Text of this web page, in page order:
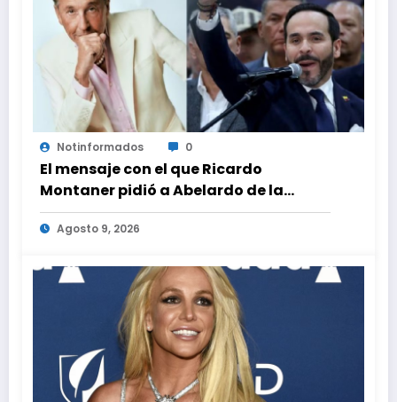
Notinformados 0
El mensaje con el que Ricardo
Montaner pidió a Abelardo de la
Espriella ayudar a Venezuela
Agosto 9, 2026